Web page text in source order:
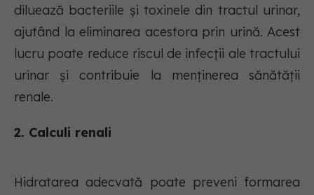
diluează bacteriile și toxinele din tractul urinar,
ajutând la eliminarea acestora prin urină. Acest
lucru poate reduce riscul de infecții ale tractului
urinar și contribuie la menținerea sănătății
renale.
2. Calculi renali
Hidratarea adecvată poate preveni formarea